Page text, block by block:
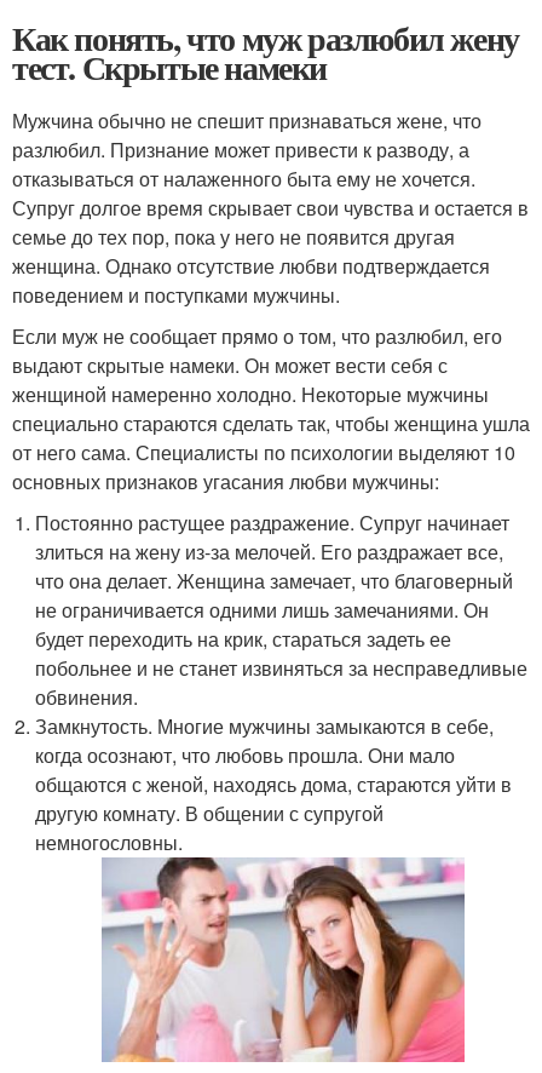
Как понять, что муж разлюбил жену
тест. Скрытые намеки
Мужчина обычно не спешит признаваться жене, что
разлюбил. Признание может привести к разводу, а
отказываться от налаженного быта ему не хочется.
Супруг долгое время скрывает свои чувства и остается в
семье до тех пор, пока у него не появится другая
женщина. Однако отсутствие любви подтверждается
поведением и поступками мужчины.
Если муж не сообщает прямо о том, что разлюбил, его
выдают скрытые намеки. Он может вести себя с
женщиной намеренно холодно. Некоторые мужчины
специально стараются сделать так, чтобы женщина ушла
от него сама. Специалисты по психологии выделяют 10
основных признаков угасания любви мужчины:
Постоянно растущее раздражение. Супруг начинает
злиться на жену из-за мелочей. Его раздражает все,
что она делает. Женщина замечает, что благоверный
не ограничивается одними лишь замечаниями. Он
будет переходить на крик, стараться задеть ее
побольнее и не станет извиняться за несправедливые
обвинения.
Замкнутость. Многие мужчины замыкаются в себе,
когда осознают, что любовь прошла. Они мало
общаются с женой, находясь дома, стараются уйти в
другую комнату. В общении с супругой
немногословны.